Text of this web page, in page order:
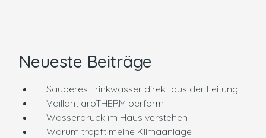
Neueste Beiträge
Sauberes Trinkwasser direkt aus der Leitung
Vaillant aroTHERM perform
Wasserdruck im Haus verstehen
Warum tropft meine Klimaanlage